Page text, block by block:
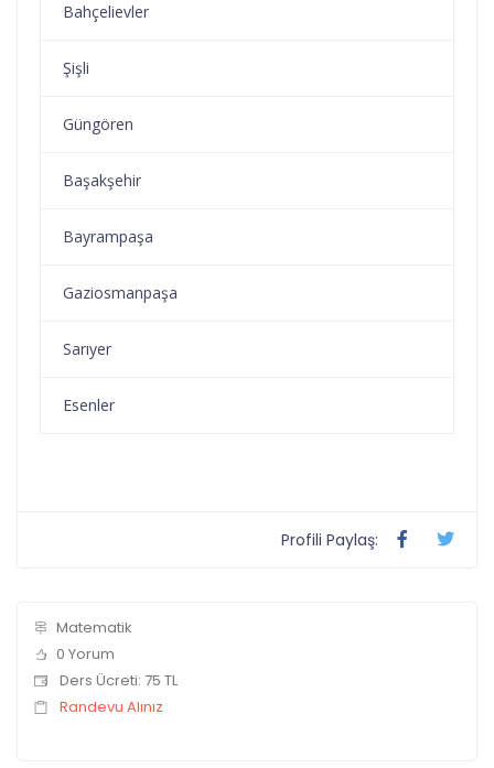
Bahçelievler
Şişli
Güngören
Başakşehir
Bayrampaşa
Gaziosmanpaşa
Sarıyer
Esenler
Profili Paylaş:
Matematik
0 Yorum
Ders Ücreti: 75 TL
Randevu Alınız